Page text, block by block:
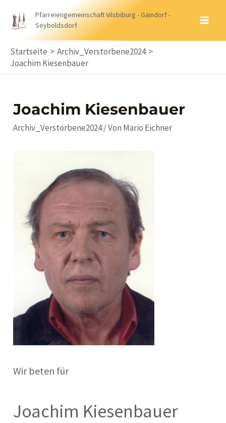
Inhalt
Pfarreiengemeinschaft Vilsbiburg - Gaindorf -
Seyboldsdorf
Startseite
Archiv_Verstorbene2024
Joachim Kiesenbauer
Joachim Kiesenbauer
Archiv_Verstorbene2024/ Von Mario Eichner
Wir beten für
Joachim Kiesenbauer